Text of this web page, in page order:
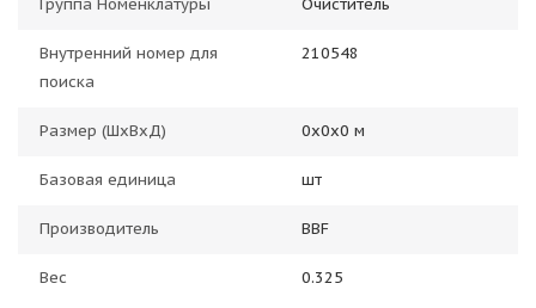
Группа Номенклатуры Очиститель
Внутренний номер для
поиска
210548
Размер (ШхВхД) 0х0х0 м
Базовая единица шт
Производитель BBF
Вес 0.325